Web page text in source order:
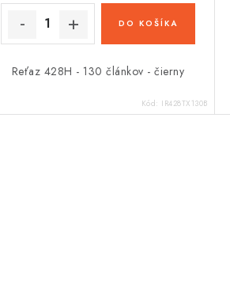
DO KOŠÍKA
Reťaz 428H - 130 článkov - čierny
Kód: IR428TX130B